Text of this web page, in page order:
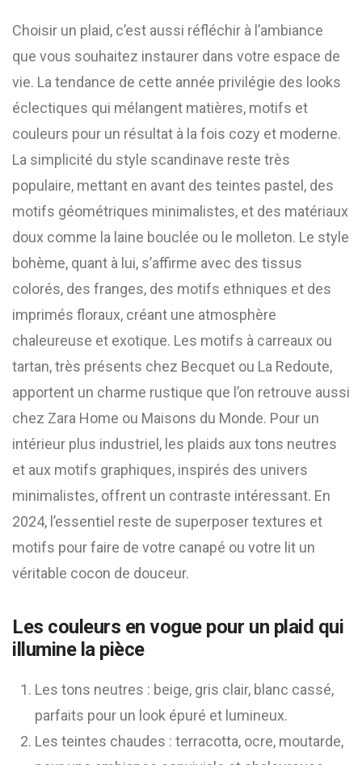
Choisir un plaid, c’est aussi réfléchir à l’ambiance
que vous souhaitez instaurer dans votre espace de
vie. La tendance de cette année privilégie des looks
éclectiques qui mélangent matières, motifs et
couleurs pour un résultat à la fois cozy et moderne.
La simplicité du style scandinave reste très
populaire, mettant en avant des teintes pastel, des
motifs géométriques minimalistes, et des matériaux
doux comme la laine bouclée ou le molleton. Le style
bohème, quant à lui, s’affirme avec des tissus
colorés, des franges, des motifs ethniques et des
imprimés floraux, créant une atmosphère
chaleureuse et exotique. Les motifs à carreaux ou
tartan, très présents chez Becquet ou La Redoute,
apportent un charme rustique que l’on retrouve aussi
chez Zara Home ou Maisons du Monde. Pour un
intérieur plus industriel, les plaids aux tons neutres
et aux motifs graphiques, inspirés des univers
minimalistes, offrent un contraste intéressant. En
2024, l’essentiel reste de superposer textures et
motifs pour faire de votre canapé ou votre lit un
véritable cocon de douceur.
Les couleurs en vogue pour un plaid qui
illumine la pièce
Les tons neutres : beige, gris clair, blanc cassé,
parfaits pour un look épuré et lumineux.
Les teintes chaudes : terracotta, ocre, moutarde,